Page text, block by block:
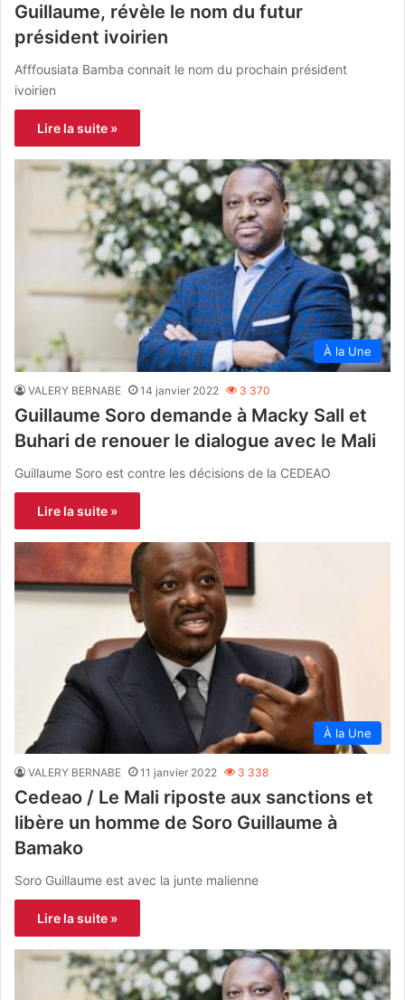
Guillaume, révèle le nom du futur
président ivoirien
Afffousiata Bamba connait le nom du prochain président
ivoirien
Lire la suite »
À la Une
VALERY BERNABE 14 janvier 2022 3 370
Guillaume Soro demande à Macky Sall et
Buhari de renouer le dialogue avec le Mali
Guillaume Soro est contre les décisions de la CEDEAO
Lire la suite »
À la Une
VALERY BERNABE 11 janvier 2022 3 338
Cedeao / Le Mali riposte aux sanctions et
libère un homme de Soro Guillaume à
Bamako
Soro Guillaume est avec la junte malienne
Lire la suite »